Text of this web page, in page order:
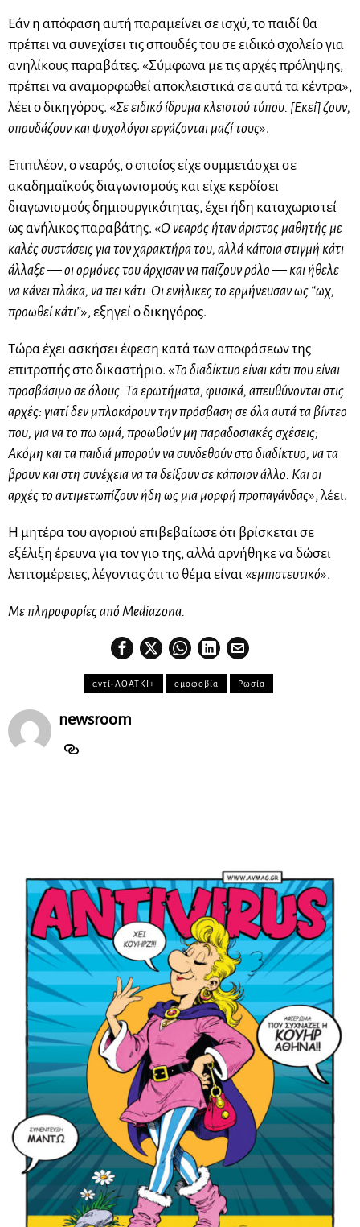
Εάν η απόφαση αυτή παραμείνει σε ισχύ, το παιδί θα
πρέπει να συνεχίσει τις σπουδές του σε ειδικό σχολείο για
ανηλίκους παραβάτες. «Σύμφωνα με τις αρχές πρόληψης,
πρέπει να αναμορφωθεί αποκλειστικά σε αυτά τα κέντρα»,
λέει ο δικηγόρος. «Σε ειδικό ίδρυμα κλειστού τύπου. [Εκεί] ζουν,
σπουδάζουν και ψυχολόγοι εργάζονται μαζί τους».
Επιπλέον, ο νεαρός, ο οποίος είχε συμμετάσχει σε
ακαδημαϊκούς διαγωνισμούς και είχε κερδίσει
διαγωνισμούς δημιουργικότητας, έχει ήδη καταχωριστεί
ως ανήλικος παραβάτης. «Ο νεαρός ήταν άριστος μαθητής με
καλές συστάσεις για τον χαρακτήρα του, αλλά κάποια στιγμή κάτι
άλλαξε — οι ορμόνες του άρχισαν να παίζουν ρόλο — και ήθελε
να κάνει πλάκα, να πει κάτι. Οι ενήλικες το ερμήνευσαν ως “ωχ,
προωθεί κάτι”», εξηγεί ο δικηγόρος.
Τώρα έχει ασκήσει έφεση κατά των αποφάσεων της
επιτροπής στο δικαστήριο. «Το διαδίκτυο είναι κάτι που είναι
προσβάσιμο σε όλους. Τα ερωτήματα, φυσικά, απευθύνονται στις
αρχές: γιατί δεν μπλοκάρουν την πρόσβαση σε όλα αυτά τα βίντεο
που, για να το πω ωμά, προωθούν μη παραδοσιακές σχέσεις;
Ακόμη και τα παιδιά μπορούν να συνδεθούν στο διαδίκτυο, να τα
βρουν και στη συνέχεια να τα δείξουν σε κάποιον άλλο. Και οι
αρχές το αντιμετωπίζουν ήδη ως μια μορφή προπαγάνδας», λέει.
Η μητέρα του αγοριού επιβεβαίωσε ότι βρίσκεται σε
εξέλιξη έρευνα για τον γιο της, αλλά αρνήθηκε να δώσει
λεπτομέρειες, λέγοντας ότι το θέμα είναι «εμπιστευτικό».
Με πληροφορίες από Mediazona.
αντί-ΛΟΑΤΚΙ+ ομοφοβία Ρωσία
newsroom